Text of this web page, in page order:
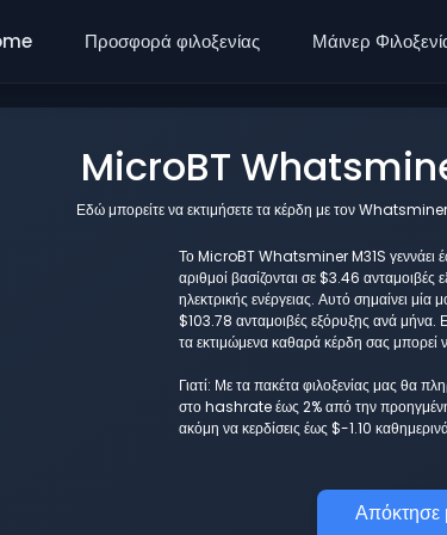
Προσφορά φιλοξενίας Μάινερ
MicroBT
Εδώ μπορείτε να εκτιμήσετε τα κέρδη με τον
Το MicroBT Whatsminer M31S γεννάει
αριθμοί βασίζονται σε $3.46
ηλεκτρικής ενέργειας. Αυτό σημαίνει
$103.78 ανταμοιβές εξόρυξης ανά μήνα.
τα εκτιμώμενα καθαρά κέρδη σας μπορεί
Γιατί: Με τα πακέτα φιλοξενίας μας θα
στο hashrate έως 2% από την
ακόμη να κερδίσεις έως $-1.10
Απόκτησε